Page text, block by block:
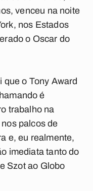
venceu na noite
nos Estados
o Oscar do
o Tony Award
é
trabalho na
palcos de
e, eu realmente,
imediata tanto do
Szot ao Globo